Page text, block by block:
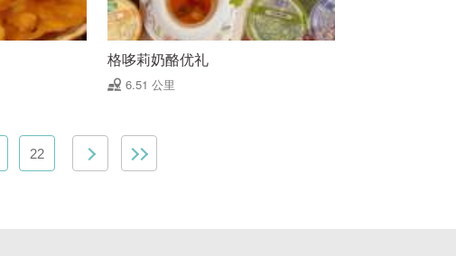
格哆莉奶酪优礼
6.51 公里
22